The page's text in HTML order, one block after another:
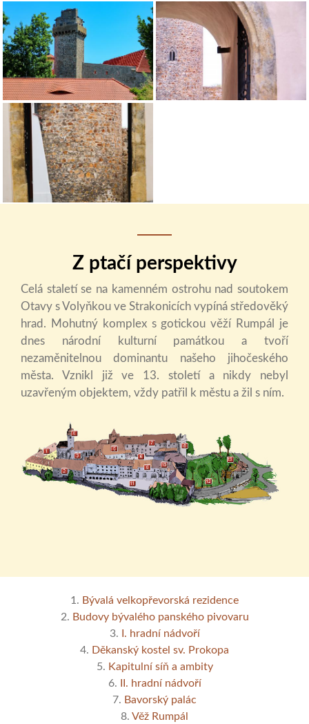
Z ptačí perspektivy
Celá staletí se na kamenném ostrohu nad soutokem
Otavy s Volyňkou ve Strakonicích vypíná středověký
hrad. Mohutný komplex s gotickou věží Rumpál je
dnes národní kulturní památkou a tvoří
nezaměnitelnou dominantu našeho jihočeského
města. Vznikl již ve 13. století a nikdy nebyl
uzavřeným objektem, vždy patřil k městu a žil s ním.
1. Bývalá velkopřevorská rezidence
2. Budovy bývalého panského pivovaru
3.
I. hradní nádvoří
4. Děkanský kostel sv. Prokopa
5. Kapitulní síň a ambity
6.
II. hradní nádvoří
7. Bavorský palác
8. Věž Rumpál